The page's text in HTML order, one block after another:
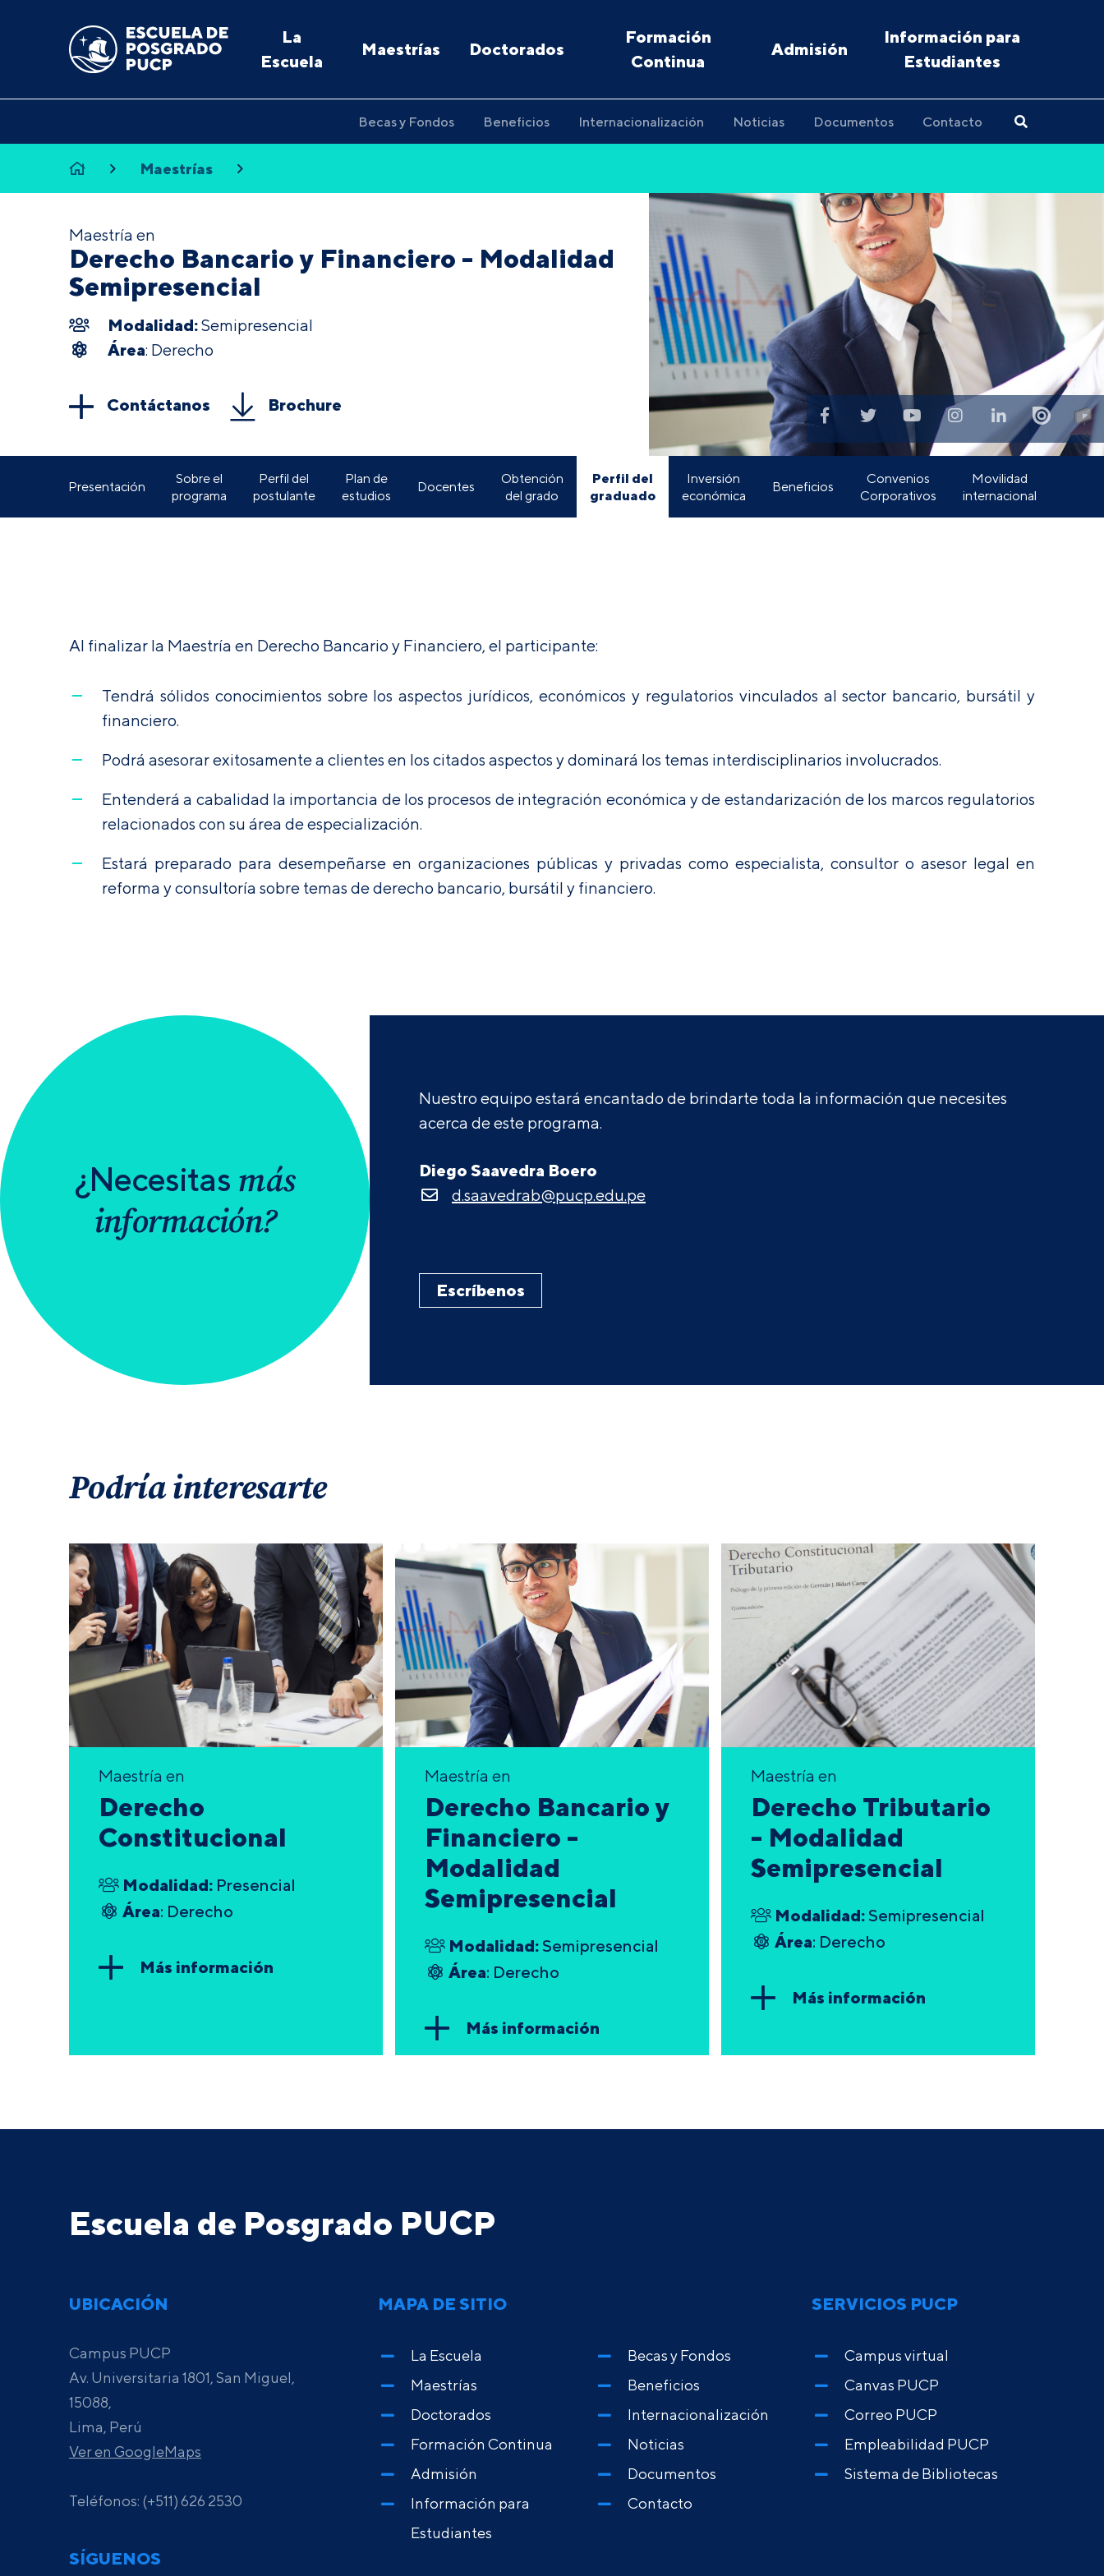
La
Escuela
Maestrías Doctorados
Formación
Continua
Admisión
Información para
Estudiantes
Becas y Fondos Beneficios Internacionalización Noticias Documentos Contacto
Maestrías
Maestría en
Derecho Bancario y Financiero - Modalidad
Semipresencial
Modalidad:Semipresencial
Área: Derecho
Contáctanos Brochure
Presentación
Sobre el
programa
Perfil del
postulante
Plan de
estudios
Docentes
Obtención
del grado
Perfil del
graduado
Inversión
económica
Beneficios
Convenios
Corporativos
Movilidad
internacional
Al finalizar la Maestría en Derecho Bancario y Financiero, el participante:
Tendrá sólidos conocimientos sobre los aspectos jurídicos, económicos y regulatorios vinculados al sector bancario, bursátil y
financiero.
Podrá asesorar exitosamente a clientes en los citados aspectos y dominará los temas interdisciplinarios involucrados.
Entenderá a cabalidad la importancia de los procesos de integración económica y de estandarización de los marcos regulatorios
relacionados con su área de especialización.
Estará preparado para desempeñarse en organizaciones públicas y privadas como especialista, consultor o asesor legal en
reforma y consultoría sobre temas de derecho bancario, bursátil y financiero.
¿Necesitas más
información?
Nuestro equipo estará encantado de brindarte toda la información que necesites
acerca de este programa.
Diego Saavedra Boero
d.saavedrab@pucp.edu.pe
Escríbenos
Podría interesarte
Maestría en
Derecho
Constitucional
Modalidad: Presencial
Área: Derecho
Más información
Maestría en
Derecho Bancario y
Financiero -
Modalidad
Semipresencial
Modalidad: Semipresencial
Área: Derecho
Más información
Maestría en
Derecho Tributario
- Modalidad
Semipresencial
Modalidad: Semipresencial
Área: Derecho
Más información
Escuela de Posgrado PUCP
UBICACIÓN
Campus PUCP
Av. Universitaria 1801, San Miguel,
15088,
Lima, Perú
Ver en GoogleMaps
Teléfonos: (+511) 626 2530
SÍGUENOS
MAPA DE SITIO
La Escuela
Maestrías
Doctorados
Formación Continua
Admisión
Información para
Estudiantes
Becas y Fondos
Beneficios
Internacionalización
Noticias
Documentos
Contacto
SERVICIOS PUCP
Campus virtual
Canvas PUCP
Correo PUCP
Empleabilidad PUCP
Sistema de Bibliotecas